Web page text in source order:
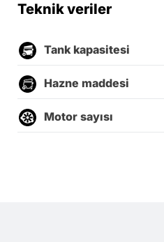
Teknik veriler
Tank kapasitesi
Hazne maddesi
Motor sayısı